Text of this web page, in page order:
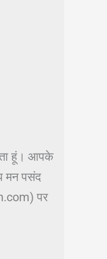
हूं। आपके
मन पसंद
पर